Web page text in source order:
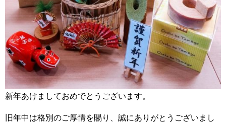
新年あけましておめでとうございます。
旧年中は格別のご厚情を賜り、誠にありがとうございまし